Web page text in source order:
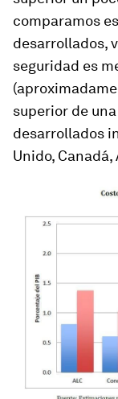
comparamos
desarrollados,
seguridad es
superior de
desarrollados
Unido,